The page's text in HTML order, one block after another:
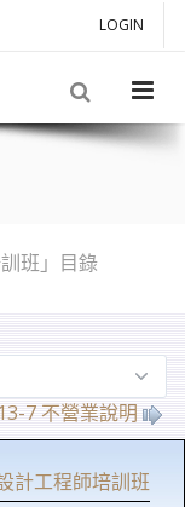
LOGIN
班」目錄
7 不營業說明
計工程師培訓班